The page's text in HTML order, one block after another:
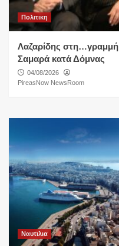
Πολιτικη
Λαζαρίδης στη…γραμμή
Σαμαρά κατά Δόμνας
04/08/2026
PireasNow NewsRoom
Ναυτιλια